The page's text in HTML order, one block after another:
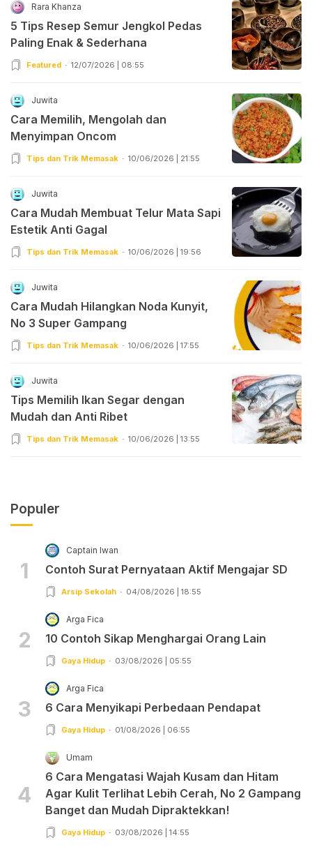
Rara Khanza
5 Tips Resep Semur Jengkol Pedas
Paling Enak & Sederhana
Featured 12/07/2026 | 08:55
Juwita
Cara Memilih, Mengolah dan
Menyimpan Oncom
Tips dan Trik Memasak 10/06/2026 | 21:55
Juwita
Cara Mudah Membuat Telur Mata Sapi
Estetik Anti Gagal
Tips dan Trik Memasak 10/06/2026 | 19:56
Juwita
Cara Mudah Hilangkan Noda Kunyit,
No 3 Super Gampang
Tips dan Trik Memasak 10/06/2026 | 17:55
Juwita
Tips Memilih Ikan Segar dengan
Mudah dan Anti Ribet
Tips dan Trik Memasak 10/06/2026 | 13:55
Populer
1
Captain Iwan
Contoh Surat Pernyataan Aktif Mengajar SD
Arsip Sekolah 04/08/2026 | 18:55
2
Arga Fica
10 Contoh Sikap Menghargai Orang Lain
Gaya Hidup 03/08/2026 | 05:55
3
Arga Fica
6 Cara Menyikapi Perbedaan Pendapat
Gaya Hidup 01/08/2026 | 06:55
4
Umam
6 Cara Mengatasi Wajah Kusam dan Hitam
Agar Kulit Terlihat Lebih Cerah, No 2 Gampang
Banget dan Mudah Dipraktekkan!
Gaya Hidup 03/08/2026 | 14:55